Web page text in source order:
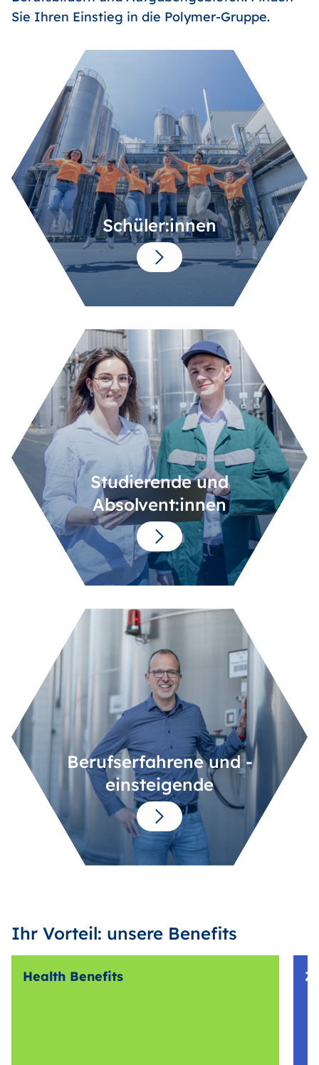
Sie Ihren Einstieg in die Polymer-Gruppe.
Schüler:innen
Studierende und
Absolvent:innen
Berufserfahrene und -
einsteigende
Ihr Vorteil: unsere Benefits
Health Benefits